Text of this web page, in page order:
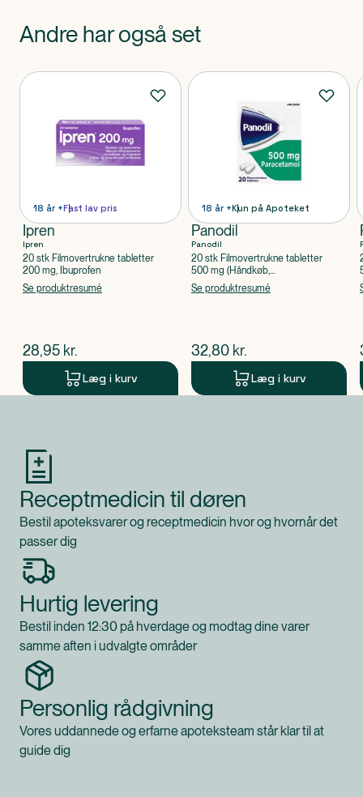
Andre har også set
Produkter
18 år +Fast lav pris
Ipren
Ipren
20 stk Filmovertrukne tabletter
200 mg, Ibuprofen
Se produktresumé
$nuværende pris
28,95 kr.
Læg i kurv
18 år +Kun på Apoteket
Panodil
Panodil
20 stk Filmovertrukne tabletter
500 mg (Håndkøb,
apoteksforbeholdt), Paracetamol
Se produktresumé
$nuværende pris
32,80 kr.
Læg i kurv
Receptmedicin til døren
Bestil apoteksvarer og receptmedicin hvor og hvornår det
passer dig
Hurtig levering
Bestil inden 12:30 på hverdage og modtag dine varer
samme aften i udvalgte områder
Personlig rådgivning
Vores uddannede og erfarne apoteksteam står klar til at
guide dig